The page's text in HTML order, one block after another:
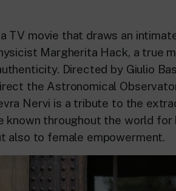
TV movie that draws an
Margherita Hack, a true
Directed by Giulio
the Astronomical
Nervi is a tribute to the
throughout the world for
also to female empowerment.